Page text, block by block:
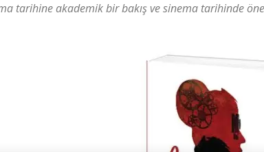
tarihine akademik bir bakış ve sinema tarihinde